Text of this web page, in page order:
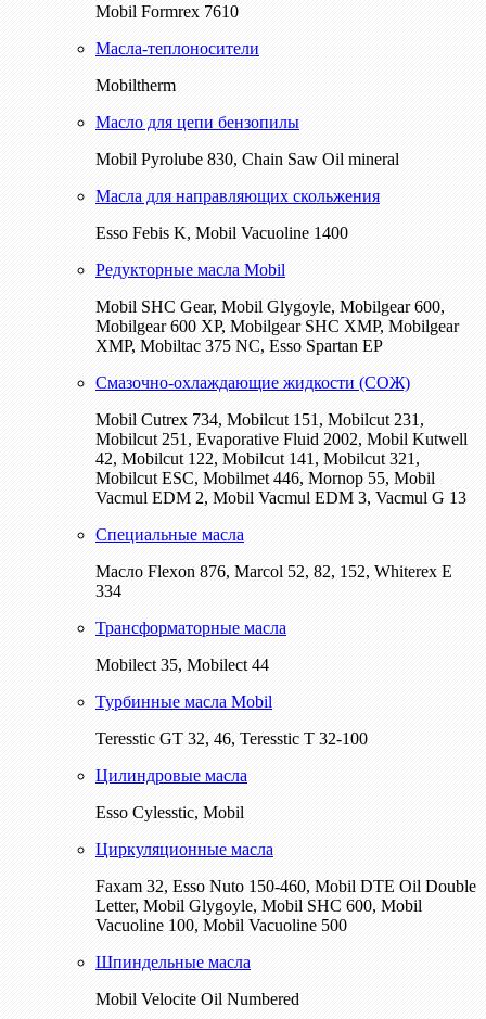
Mobil Formrex 7610
Масла-теплоносители
Mobiltherm
Масло для цепи бензопилы
Mobil Pyrolube 830, Chain Saw Oil mineral
Масла для направляющих скольжения
Esso Febis K, Mobil Vacuoline 1400
Редукторные масла Mobil
Mobil SHC Gear, Mobil Glygoyle, Mobilgear 600,
Mobilgear 600 XP, Mobilgear SHC XMP, Mobilgear
XМP, Mobiltac 375 NC, Esso Spartan EP
Смазочно-охлаждающие жидкости (СОЖ)
Mobil Cutrex 734, Mobilcut 151, Mobilcut 231,
Mobilcut 251, Evaporative Fluid 2002, Mobil Kutwell
42, Mobilcut 122, Mobilcut 141, Mobilcut 321,
Mobilcut ESC, Mobilmet 446, Mornop 55, Mobil
Vacmul EDM 2, Mobil Vacmul EDM 3, Vacmul G 13
Специальные масла
Масло Flexon 876, Marcol 52, 82, 152, Whiterex E
334
Трансформаторные масла
Mobilect 35, Mobilect 44
Турбинные масла Mobil
Teresstic GT 32, 46, Teresstic T 32-100
Цилиндровые масла
Esso Cylesstic, Mobil
Циркуляционные масла
Faxam 32, Esso Nuto 150-460, Mobil DTE Oil Double
Letter, Mobil Glygoyle, Mobil SHC 600, Mobil
Vacuoline 100, Mobil Vacuoline 500
Шпиндельные масла
Mobil Velocite Oil Numbered